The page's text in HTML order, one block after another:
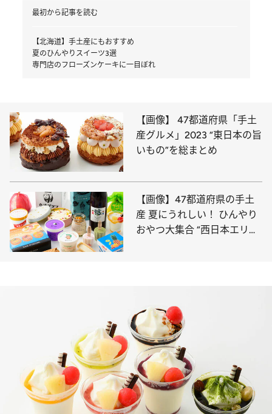
最初から記事を読む
【北海道】手土産にもおすすめ
夏のひんやりスイーツ3選
専門店のフローズンケーキに一目ぼれ
【画像】 47都道府県「手土
産グルメ」2023 “東日本の旨
いもの”を総まとめ
【画像】47都道府県の手土
産 夏にうれしい！ ひんやり
おやつ大集合 “西日本エリア